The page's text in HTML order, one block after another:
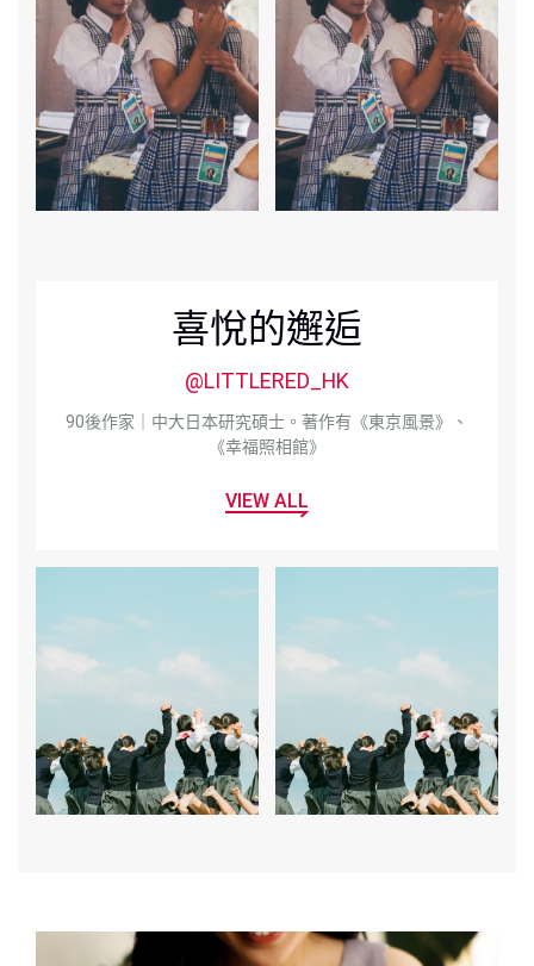
喜悅的邂逅
@LITTLERED_HK
90後作家｜中大日本研究碩士。著作有《東京風景》、
《幸福照相館》
VIEW ALL